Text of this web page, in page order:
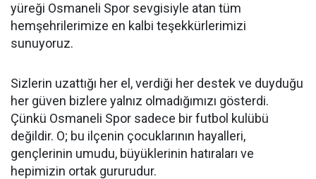
yüreği Osmaneli Spor sevgisiyle atan tüm
hemşehrilerimize en kalbi teşekkürlerimizi
sunuyoruz.
Sizlerin uzattığı her el, verdiği her destek ve duyduğu
her güven bizlere yalnız olmadığımızı gösterdi.
Çünkü Osmaneli Spor sadece bir futbol kulübü
değildir. O; bu ilçenin çocuklarının hayalleri,
gençlerinin umudu, büyüklerinin hatıraları ve
hepimizin ortak gururudur.